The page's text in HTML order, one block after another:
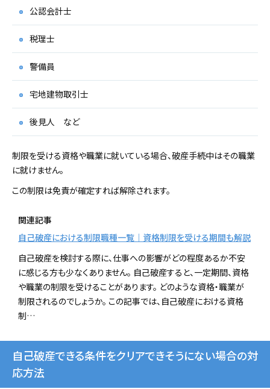
公認会計士
税理士
警備員
宅地建物取引士
後見人 など
制限を受ける資格や職業に就いている場合、破産手続中はその職業
に就けません。
この制限は免責が確定すれば解除されます。
関連記事
自己破産における制限職種一覧｜資格制限を受ける期間も解説
自己破産を検討する際に、仕事への影響がどの程度あるか不安
に感じる方も少なくありません。 自己破産すると、一定期間、資格
や職業の制限を受けることがあります。 どのような資格・職業が
制限されるのでしょうか。 この記事では、自己破産における資格
制…
自己破産できる条件をクリアできそうにない場合の対
応方法